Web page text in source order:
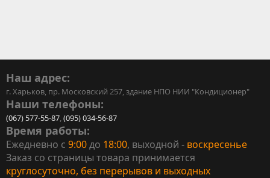
Наш адрес:
г. Харьков, пр. Московский 257, здание НПО НИИ "Кондиционер"
Наши телефоны:
(067) 577-55-87 (095) 034-56-87
Время работы:
Ежедневно с 9:00 до 18:00, выходной - воскресенье
Заказ со страницы товара принимается
круглосуточно, без перерывов и выходных